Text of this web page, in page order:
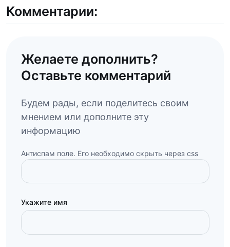
Комментарии:
Желаете дополнить?
Оставьте комментарий
Будем рады, если поделитесь своим
мнением или дополните эту
информацию
Антиспам поле. Его необходимо скрыть через css
Укажите имя